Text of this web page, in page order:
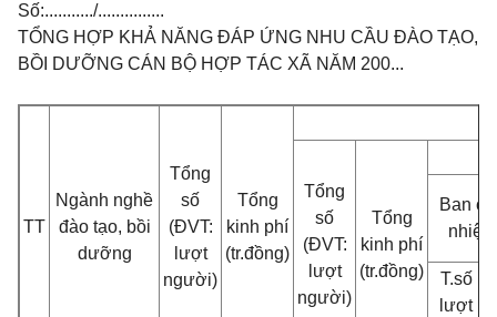
Số:.........../...............
TỔNG HỢP KHẢ NĂNG ĐÁP ỨNG NHU CẦU ĐÀO TẠO,
BỒI DƯỠNG CÁN BỘ HỢP TÁC XÃ NĂM 200...
TT
Ngành nghề
đào tạo, bồi
dưỡng
Tổng
số
(ĐVT:
lượt
người)
Tổng
kinh phí
(tr.đồng)
Tổng
số
(ĐVT:
lượt
người)
Tổng
kinh phí
(tr.đồng)
Ban
nhiệm
T.số
lượt